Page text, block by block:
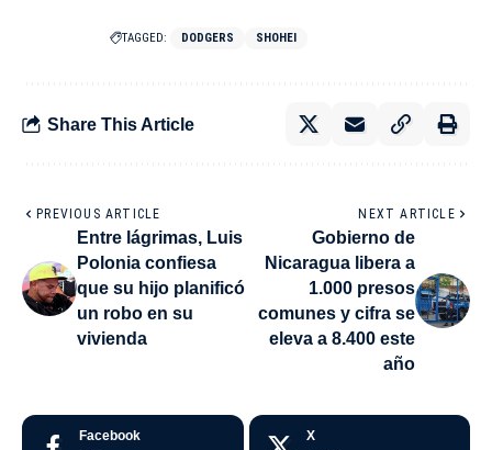
TAGGED: DODGERS SHOHEI
Share This Article
PREVIOUS ARTICLE
Entre lágrimas, Luis
Polonia confiesa
que su hijo planificó
un robo en su
vivienda
NEXT ARTICLE
Gobierno de
Nicaragua libera a
1.000 presos
comunes y cifra se
eleva a 8.400 este
año
Facebook X